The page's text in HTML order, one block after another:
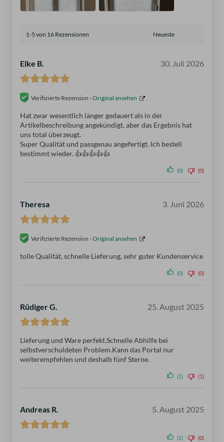
1-5 von 16 Rezensionen
Elke B. 30. Juli 2026
Verifizierte Rezension -Original ansehen
Hat zwar wesentlich länger gedauert als in der
Artikelbeschreibung angekündigt, aber das Ergebnis hat
uns total überzeugt.
Super Qualität und passgenau angefertigt. Ich bestell
bestimmt wieder. 👍👍👍👍👍
(0) (0)
Theresa 3. Juni 2026
Verifizierte Rezension -Original ansehen
tolle Qualität, schnelle Lieferung, sehr guter Kundenservice
(0) (0)
Rüdiger G. 25. August 2025
Lieferung und Ware perfekt.Schnelle Abhilfe bei
selbstverschuldeten Problem.Kann das Portal nur
weiterempfehlen und deshalb fünf Sterne.
(1) (1)
Andreas R. 5. August 2025
(1) (0)